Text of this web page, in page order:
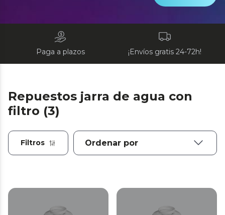
Paga a plazos ¡Envíos gratis 24-72h!
Repuestos jarra de agua con
filtro (3)
Filtros